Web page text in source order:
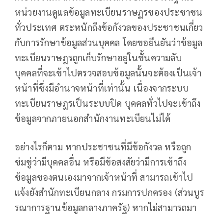
หน่วยงานดูแลข้อมูลทะเบียนราษฏรของประชาชน
ทั่วประเทศ ตระหนักถึงข้อกังวลของประชาชนเกี่ยว
กับการรักษาข้อมูลส่วนบุคคล โดยขอยืนยันว่าข้อมูล
ทะเบียนราษฎรถูกเก็บรักษาอยู่ในชั้นความลับ
บุคคลที่จะเข้าไปตรวจสอบข้อมูลนั้นจะต้องเป็นเจ้า
หน้าที่ซึ่งมีอำนาจหน้าที่เท่านั้น เนื่องจากระบบ
ทะเบียนราษฎรเป็นระบบปิด บุคคลทั่วไปจะเข้าถึง
ข้อมูลจากภายนอกสำนักงานทะเบียนไม่ได้
อย่างไรก็ตาม หากประชาชนที่มีข้อกังวล หรือถูก
ข่มขู่ว่ามีบุคคลอื่น หรือมีข้อสงสัยว่ามีการเข้าถึง
ข้อมูลของตนเองมาจากเจ้าหน้าที่ สามารถเข้าไป
แจ้งยังสำนักทะเบียนกลาง กรมการปกครอง (ส่วนบูร
รณาการฐานข้อมูลกลางภาครัฐ) หากไม่สามารถมา